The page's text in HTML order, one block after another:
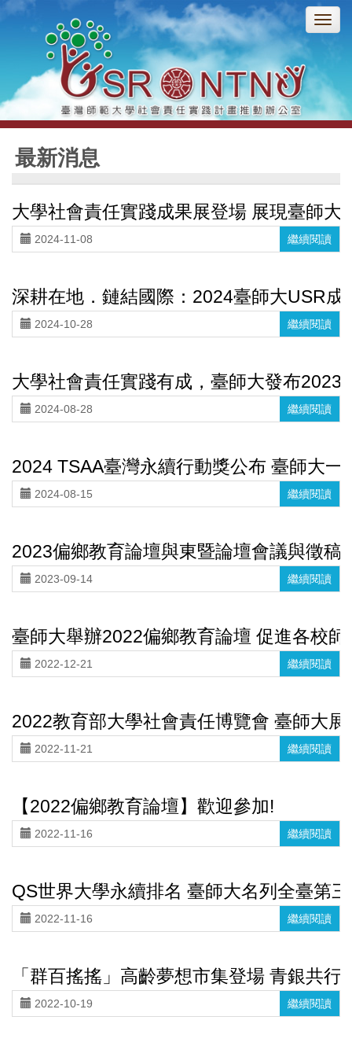
臺
灣
範
大
學
社
會
責
任
實
計
畫
推
辦
公
室
最新消息
大學社會責任實踐成果展登場 展現臺師大
2024-11-08 繼續閱讀
深耕在地．鏈結國際：2024臺師大USR成
2024-10-28 繼續閱讀
大學社會責任實踐有成，臺師大發布2023
2024-08-28 繼續閱讀
2024 TSAA臺灣永續行動獎公布 臺師大一
2024-08-15 繼續閱讀
2023偏鄉教育論壇與東暨論壇會議與徵稿
2023-09-14 繼續閱讀
臺師大舉辦2022偏鄉教育論壇 促進各校師
2022-12-21 繼續閱讀
2022教育部大學社會責任博覽會 臺師大展
2022-11-21 繼續閱讀
【2022偏鄉教育論壇】歡迎參加!
2022-11-16 繼續閱讀
QS世界大學永續排名 臺師大名列全臺第三
2022-11-16 繼續閱讀
「群百搖搖」高齡夢想市集登場 青銀共行
2022-10-19 繼續閱讀